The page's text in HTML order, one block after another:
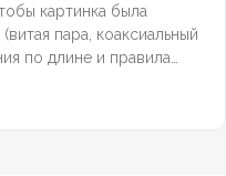
картинка была
пара, коаксиальный
по длине и правила